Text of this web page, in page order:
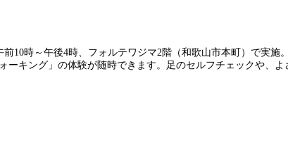
時～午後4時、フォルテワジマ2階（和歌山市本町）で実施
キング」の体験が随時できます。足のセルフチェックや、